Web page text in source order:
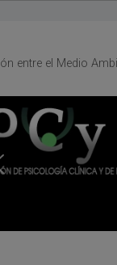
entre el Medio